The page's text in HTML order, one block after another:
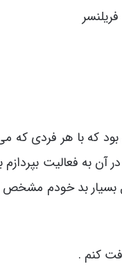
که با هر فردی که می
آن به فعالیت
بد خودم مشخص
کنم .